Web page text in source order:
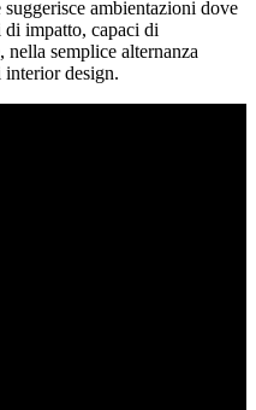
suggerisce ambientazioni dove
di impatto, capaci di
nella semplice alternanza
design.